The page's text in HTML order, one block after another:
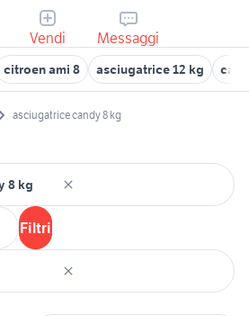
Vendi Messaggi
citroen ami 8 asciugatrice 12 kg
asciugatrice candy 8 kg
Filtri